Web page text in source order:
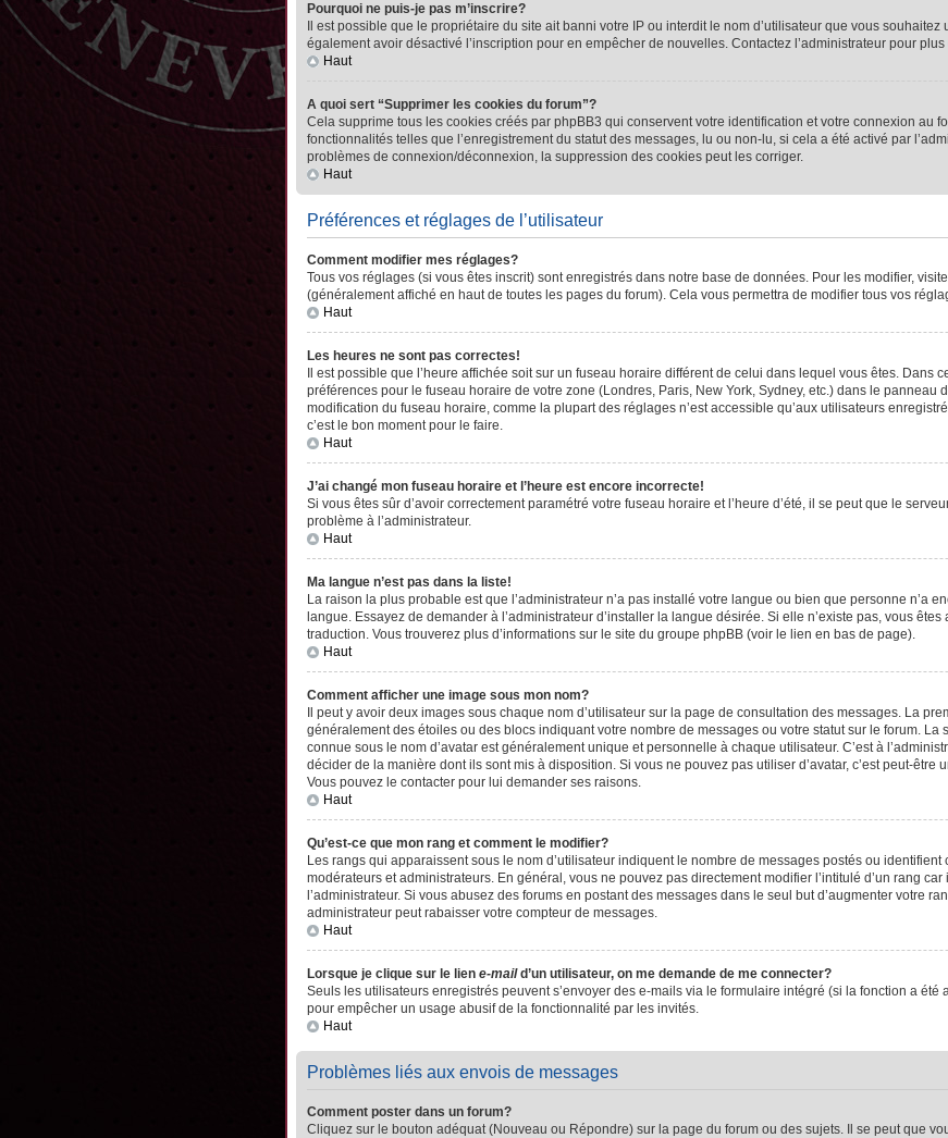
Pourquoi ne puis-je pas m’inscrire?
Il est possible que le propriétaire du site ait banni votre IP ou interdit le nom d’utilisateur que vous
également avoir désactivé l’inscription pour en empêcher de nouvelles. Contactez l’administrateur pour
Haut
A quoi sert “Supprimer les cookies du forum”?
Cela supprime tous les cookies créés par phpBB3 qui conservent votre identification et votre connexion au
fonctionnalités telles que l’enregistrement du statut des messages, lu ou non-lu, si cela a été activé par
problèmes de connexion/déconnexion, la suppression des cookies peut les corriger.
Haut
Préférences et réglages de l’utilisateur
Comment modifier mes réglages?
Tous vos réglages (si vous êtes inscrit) sont enregistrés dans notre base de données. Pour les modifier,
(généralement affiché en haut de toutes les pages du forum). Cela vous permettra de modifier tous vos
Haut
Les heures ne sont pas correctes!
Il est possible que l’heure affichée soit sur un fuseau horaire différent de celui dans lequel vous êtes. Dans
préférences pour le fuseau horaire de votre zone (Londres, Paris, New York, Sydney, etc.) dans le panneau
modification du fuseau horaire, comme la plupart des réglages n’est accessible qu’aux utilisateurs
c’est le bon moment pour le faire.
Haut
J’ai changé mon fuseau horaire et l’heure est encore incorrecte!
Si vous êtes sûr d’avoir correctement paramétré votre fuseau horaire et l’heure d’été, il se peut que le
problème à l’administrateur.
Haut
Ma langue n’est pas dans la liste!
La raison la plus probable est que l’administrateur n’a pas installé votre langue ou bien que personne n’a
langue. Essayez de demander à l’administrateur d’installer la langue désirée. Si elle n’existe pas, vous
traduction. Vous trouverez plus d’informations sur le site du groupe phpBB (voir le lien en bas de page).
Haut
Comment afficher une image sous mon nom?
Il peut y avoir deux images sous chaque nom d’utilisateur sur la page de consultation des messages. La
généralement des étoiles ou des blocs indiquant votre nombre de messages ou votre statut sur le forum. La
connue sous le nom d’avatar est généralement unique et personnelle à chaque utilisateur. C’est à
décider de la manière dont ils sont mis à disposition. Si vous ne pouvez pas utiliser d’avatar, c’est peut-être
Vous pouvez le contacter pour lui demander ses raisons.
Haut
Qu’est-ce que mon rang et comment le modifier?
Les rangs qui apparaissent sous le nom d’utilisateur indiquent le nombre de messages postés ou
modérateurs et administrateurs. En général, vous ne pouvez pas directement modifier l’intitulé d’un rang
l’administrateur. Si vous abusez des forums en postant des messages dans le seul but d’augmenter votre
administrateur peut rabaisser votre compteur de messages.
Haut
Lorsque je clique sur le lien e-maild’un utilisateur, on me demande de me connecter?
Seuls les utilisateurs enregistrés peuvent s’envoyer des e-mails via le formulaire intégré (si la fonction a été
pour empêcher un usage abusif de la fonctionnalité par les invités.
Haut
Problèmes liés aux envois de messages
Comment poster dans un forum?
Cliquez sur le bouton adéquat (Nouveau ou Répondre) sur la page du forum ou des sujets. Il se peut que